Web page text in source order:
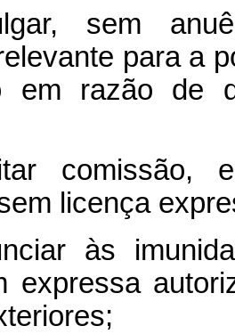
sem
para a
em razão de
comissão,
licença
às
expressa